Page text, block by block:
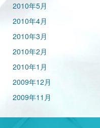
2010年5月
2010年4月
2010年3月
2010年2月
2010年1月
2009年12月
2009年11月